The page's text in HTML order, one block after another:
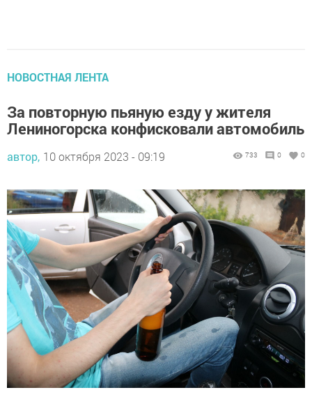
НОВОСТНАЯ ЛЕНТА
За повторную пьяную езду у жителя
Лениногорска конфисковали автомобиль
автор, 10 октября 2023 - 09:19 733 0 0